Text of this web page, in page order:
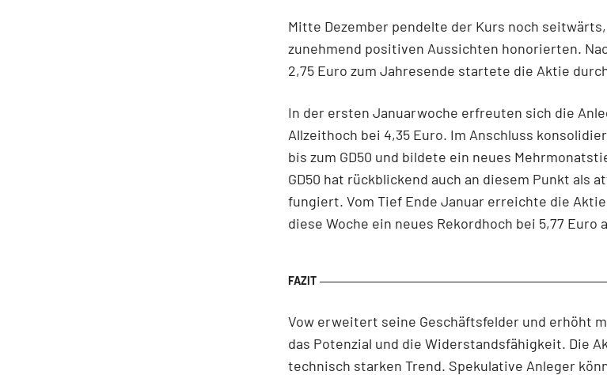
Mitte Dezember pendelte der Kurs noch
zunehmend positiven Aussichten honorierten.
2,75 Euro zum Jahresende startete die Aktie
In der ersten Januarwoche erfreuten sich die
Allzeithoch bei 4,35 Euro. Im Anschluss
bis zum GD50 und bildete ein neues
GD50 hat rückblickend auch an diesem Punkt als
fungiert. Vom Tief Ende Januar erreichte die
diese Woche ein neues Rekordhoch bei 5,77 Euro
Vow erweitert seine Geschäftsfelder und erhöht
das Potenzial und die Widerstandsfähigkeit. Die
technisch starken Trend. Spekulative Anleger